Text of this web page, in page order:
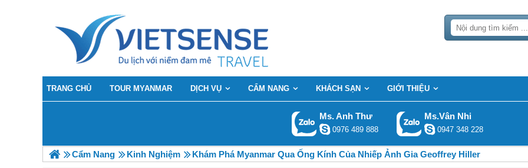
TRANG CHỦ TOUR MYANMAR DỊCH VỤ CẨM NANG KHÁCH SẠN GIỚI THIỆU
Ms. Anh Thư
0976 489 888
Ms.Vân Nhi
0947 348 228
Cẩm Nang Kinh Nghiệm Khám Phá Myanmar Qua Ống Kính Của Nhiếp Ảnh Gia Geoffrey Hiller